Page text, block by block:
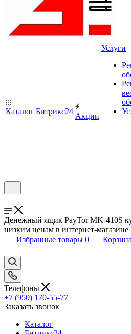
Каталог Битрикс24
Акции
Услуги
Денежный ящик PayTor MK-410S
низким ценам в интернет-
Избранные товары 0 Корзина
Телефоны
+7 (950) 170-55-77
Заказать звонок
Каталог